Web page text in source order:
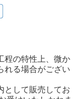
の特性上、微か
れる場合がござい
として販売してお